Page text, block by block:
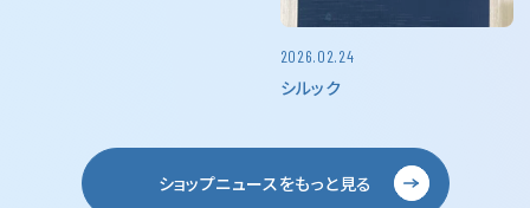
2026.02.24
シルック
ショップニュースをもっと見る